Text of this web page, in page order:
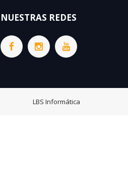
NUESTRAS REDES
LBS Informática